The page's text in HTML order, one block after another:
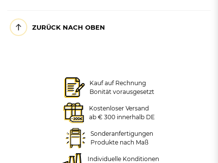
Zubehör: Trägerständer
Tristar für 3 Müllsackhalter
Zubehör: Trägerständer für 3
Müllsackhalter zum
Einbetonieren
108,08 €
zzgl. MwSt.
Ascher für Ständermontage,
ZURÜCK NACH OBEN
Kauf auf Rechnung
Bonität vorausgesetzt
Kostenloser Versand
ab € 300 innerhalb DE
Sonderanfertigungen
Produkte nach Maß
Individuelle Konditionen